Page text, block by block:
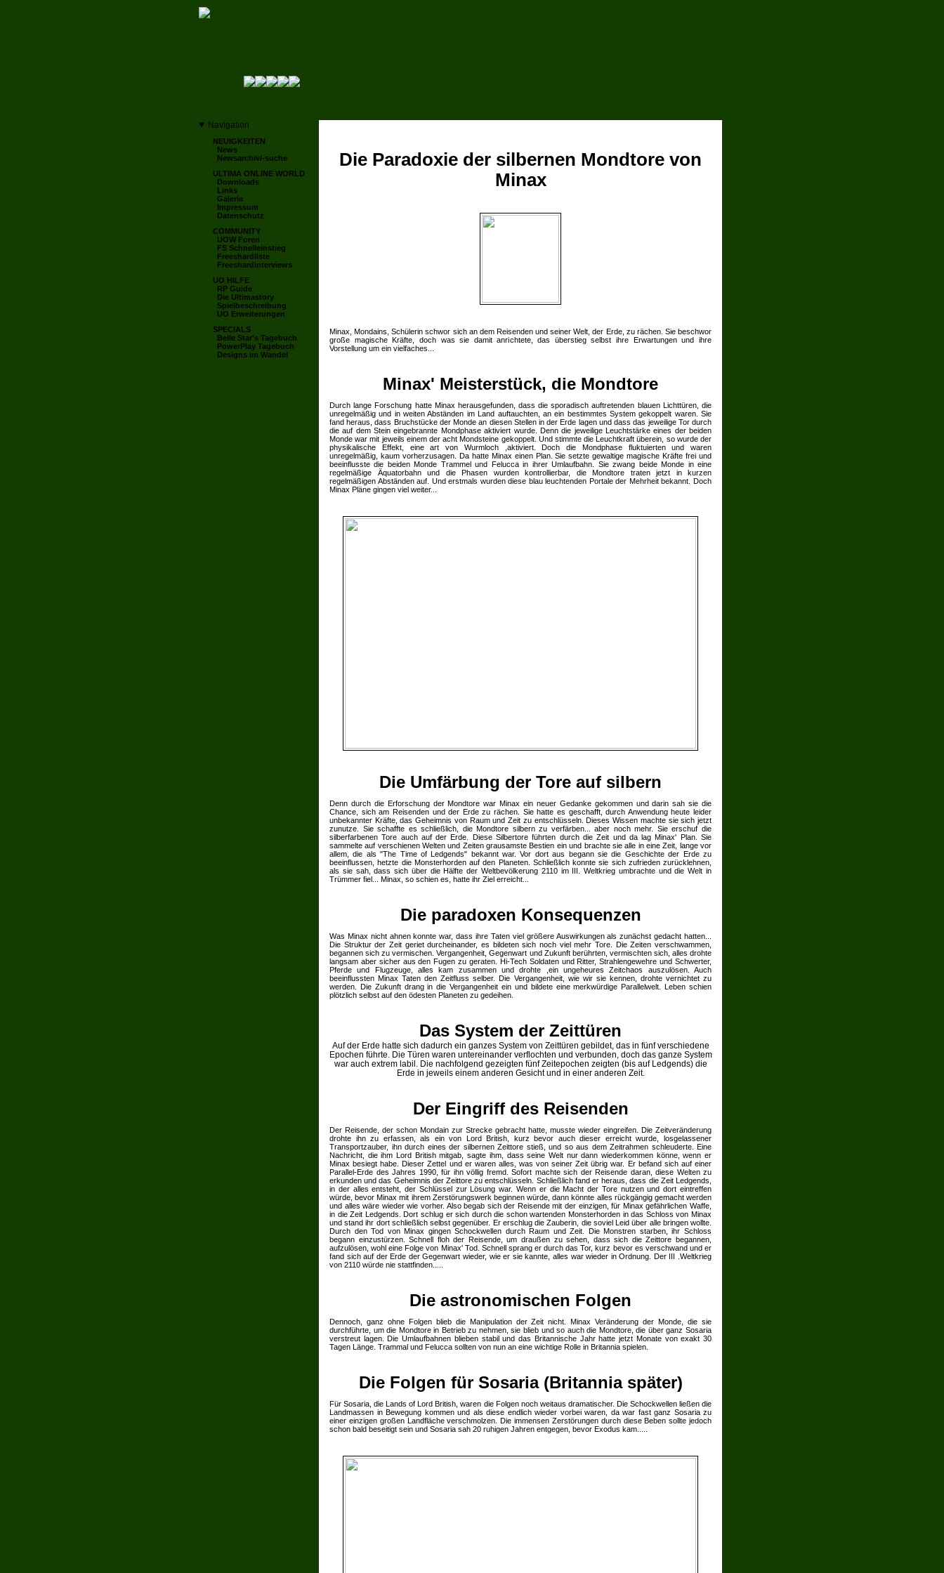
Navigation
NEUIGKEITEN
News
Newsarchiv/-suche
ULTIMA ONLINE WORLD
Downloads
Links
Galerie
Impressum
Datenschutz
COMMUNITY
UOW Foren
FS Schnelleinstieg
Freeshardliste
Freeshardinterviews
UO HILFE
RP Guide
Die Ultimastory
Spielbeschreibung
UO Erweiterungen
SPECIALS
Belle Star's Tagebuch
PowerPlay Tagebuch
Designs im Wandel
Die Paradoxie der silbernen Mondtore von
Minax
Minax, Mondains, Schülerin schwor sich an dem Reisenden und seiner Welt, der Erde, zu rächen. Sie beschwor
große magische Kräfte, doch was sie damit anrichtete, das überstieg selbst ihre Erwartungen und ihre
Vorstellung um ein vielfaches...
Minax' Meisterstück, die Mondtore
Durch lange Forschung hatte Minax herausgefunden, dass die sporadisch auftretenden blauen Lichttüren, die
unregelmäßig und in weiten Abständen im Land auftauchten, an ein bestimmtes System gekoppelt waren. Sie
fand heraus, dass Bruchstücke der Monde an diesen Stellen in der Erde lagen und dass das jeweilige Tor durch
die auf dem Stein eingebrannte Mondphase aktiviert wurde. Denn die jeweilige Leuchtstärke eines der beiden
Monde war mit jeweils einem der acht Mondsteine gekoppelt. Und stimmte die Leuchtkraft überein, so wurde der
physikalische Effekt, eine art von Wurmloch ,aktiviert. Doch die Mondphase fluktuierten und waren
unregelmäßig, kaum vorherzusagen. Da hatte Minax einen Plan. Sie setzte gewaltige magische Kräfte frei und
beeinflusste die beiden Monde Trammel und Felucca in ihrer Umlaufbahn. Sie zwang beide Monde in eine
regelmäßige Äquatorbahn und die Phasen wurden kontrollierbar, die Mondtore traten jetzt in kurzen
regelmäßigen Abständen auf. Und erstmals wurden diese blau leuchtenden Portale der Mehrheit bekannt. Doch
Minax Pläne gingen viel weiter...
Die Umfärbung der Tore auf silbern
Denn durch die Erforschung der Mondtore war Minax ein neuer Gedanke gekommen und darin sah sie die
Chance, sich am Reisenden und der Erde zu rächen. Sie hatte es geschafft, durch Anwendung heute leider
unbekannter Kräfte, das Geheimnis von Raum und Zeit zu entschlüsseln. Dieses Wissen machte sie sich jetzt
zunutze. Sie schaffte es schließlich, die Mondtore silbern zu verfärben... aber noch mehr. Sie erschuf die
silberfarbenen Tore auch auf der Erde. Diese Silbertore führten durch die Zeit und da lag Minax' Plan. Sie
sammelte auf verschienen Welten und Zeiten grausamste Bestien ein und brachte sie alle in eine Zeit, lange vor
allem, die als "The Time of Ledgends" bekannt war. Vor dort aus begann sie die Geschichte der Erde zu
beeinflussen, hetzte die Monsterhorden auf den Planeten. Schließlich konnte sie sich zufrieden zurücklehnen,
als sie sah, dass sich über die Hälfte der Weltbevölkerung 2110 im III. Weltkrieg umbrachte und die Welt in
Trümmer fiel... Minax, so schien es, hatte ihr Ziel erreicht...
Die paradoxen Konsequenzen
Was Minax nicht ahnen konnte war, dass ihre Taten viel größere Auswirkungen als zunächst gedacht hatten...
Die Struktur der Zeit geriet durcheinander, es bildeten sich noch viel mehr Tore. Die Zeiten verschwammen,
begannen sich zu vermischen. Vergangenheit, Gegenwart und Zukunft berührten, vermischten sich, alles drohte
langsam aber sicher aus den Fugen zu geraten. Hi-Tech Soldaten und Ritter, Strahlengewehre und Schwerter,
Pferde und Flugzeuge, alles kam zusammen und drohte ,ein ungeheures Zeitchaos auszulösen. Auch
beeinflussten Minax Taten den Zeitfluss selber. Die Vergangenheit, wie wir sie kennen, drohte vernichtet zu
werden. Die Zukunft drang in die Vergangenheit ein und bildete eine merkwürdige Parallelwelt. Leben schien
plötzlich selbst auf den ödesten Planeten zu gedeihen.
Das System der Zeittüren
Auf der Erde hatte sich dadurch ein ganzes System von Zeittüren gebildet, das in fünf verschiedene
Epochen führte. Die Türen waren untereinander verflochten und verbunden, doch das ganze System
war auch extrem labil. Die nachfolgend gezeigten fünf Zeitepochen zeigten (bis auf Ledgends) die
Erde in jeweils einem anderen Gesicht und in einer anderen Zeit.
Der Eingriff des Reisenden
Der Reisende, der schon Mondain zur Strecke gebracht hatte, musste wieder eingreifen. Die Zeitveränderung
drohte ihn zu erfassen, als ein von Lord British, kurz bevor auch dieser erreicht wurde, losgelassener
Transportzauber, ihn durch eines der silbernen Zeittore stieß, und so aus dem Zeitrahmen schleuderte. Eine
Nachricht, die ihm Lord British mitgab, sagte ihm, dass seine Welt nur dann wiederkommen könne, wenn er
Minax besiegt habe. Dieser Zettel und er waren alles, was von seiner Zeit übrig war. Er befand sich auf einer
Parallel-Erde des Jahres 1990, für ihn völlig fremd. Sofort machte sich der Reisende daran, diese Welten zu
erkunden und das Geheimnis der Zeittore zu entschlüsseln. Schließlich fand er heraus, dass die Zeit Ledgends,
in der alles entsteht, der Schlüssel zur Lösung war. Wenn er die Macht der Tore nutzen und dort eintreffen
würde, bevor Minax mit ihrem Zerstörungswerk beginnen würde, dann könnte alles rückgängig gemacht werden
und alles wäre wieder wie vorher. Also begab sich der Reisende mit der einzigen, für Minax gefährlichen Waffe,
in die Zeit Ledgends. Dort schlug er sich durch die schon wartenden Monsterhorden in das Schloss von Minax
und stand ihr dort schließlich selbst gegenüber. Er erschlug die Zauberin, die soviel Leid über alle bringen wollte.
Durch den Tod von Minax gingen Schockwellen durch Raum und Zeit. Die Monstren starben, ihr Schloss
begann einzustürzen. Schnell floh der Reisende, um draußen zu sehen, dass sich die Zeittore begannen,
aufzulösen, wohl eine Folge von Minax' Tod. Schnell sprang er durch das Tor, kurz bevor es verschwand und er
fand sich auf der Erde der Gegenwart wieder, wie er sie kannte, alles war wieder in Ordnung. Der III .Weltkrieg
von 2110 würde nie stattfinden.....
Die astronomischen Folgen
Dennoch, ganz ohne Folgen blieb die Manipulation der Zeit nicht. Minax Veränderung der Monde, die sie
durchführte, um die Mondtore in Betrieb zu nehmen, sie blieb und so auch die Mondtore, die über ganz Sosaria
verstreut lagen. Die Umlaufbahnen blieben stabil und das Britannische Jahr hatte jetzt Monate von exakt 30
Tagen Länge. Trammal und Felucca sollten von nun an eine wichtige Rolle in Britannia spielen.
Die Folgen für Sosaria (Britannia später)
Für Sosaria, die Lands of Lord British, waren die Folgen noch weitaus dramatischer. Die Schockwellen ließen die
Landmassen in Bewegung kommen und als diese endlich wieder vorbei waren, da war fast ganz Sosaria zu
einer einzigen großen Landfläche verschmolzen. Die immensen Zerstörungen durch diese Beben sollte jedoch
schon bald beseitigt sein und Sosaria sah 20 ruhigen Jahren entgegen, bevor Exodus kam.....